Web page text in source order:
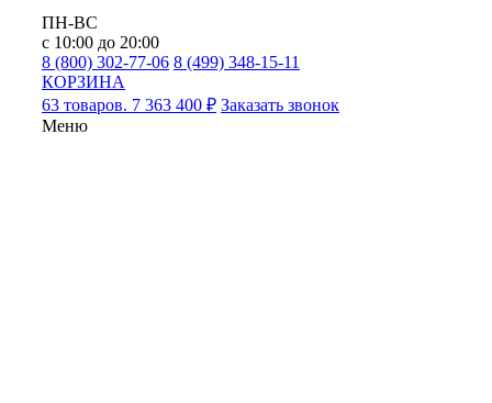
ПН-ВС
с 10:00 до 20:00
8 (800) 302-77-06 8 (499) 348-15-11
КОРЗИНА
63 товаров. 7 363 400 ₽ Заказать звонок
Меню